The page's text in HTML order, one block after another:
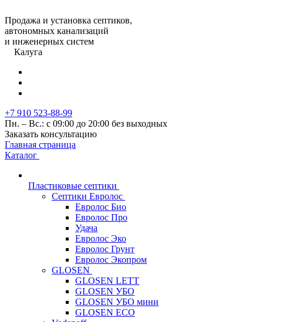
Продажа и установка септиков,
автономных канализаций
и инженерных систем
Калуга
+7 910 523-88-99
Пн. – Вс.: с 09:00 до 20:00 без выходных
Заказать консультацию
Главная страница
Каталог
Пластиковые септики
Септики Евролос
Евролос Био
Евролос Про
Удача
Евролос Эко
Евролос Грунт
Евролос Экопром
GLOSEN
GLOSEN LETT
GLOSEN УБО
GLOSEN УБО мини
GLOSEN ECO